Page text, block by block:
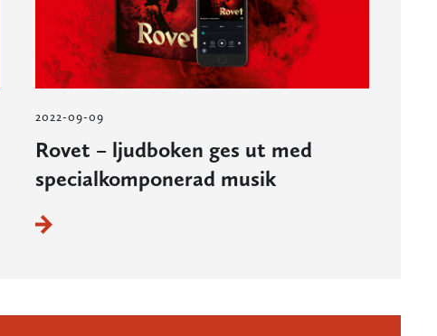
2022-09-09
Rovet – ljudboken ges ut med
specialkomponerad musik